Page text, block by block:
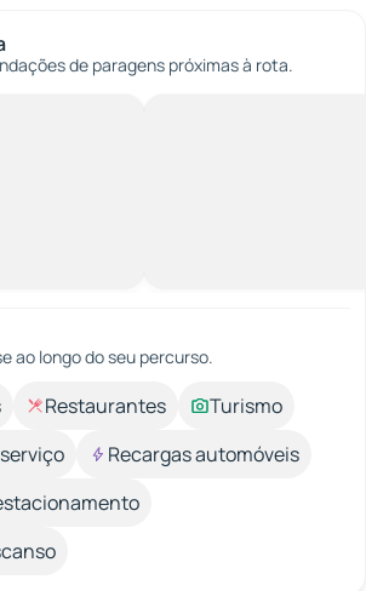
de paragens próximas à rota.
ao longo do seu percurso.
Restaurantes
Turismo
Recargas automóveis